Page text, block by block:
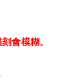
會模糊。